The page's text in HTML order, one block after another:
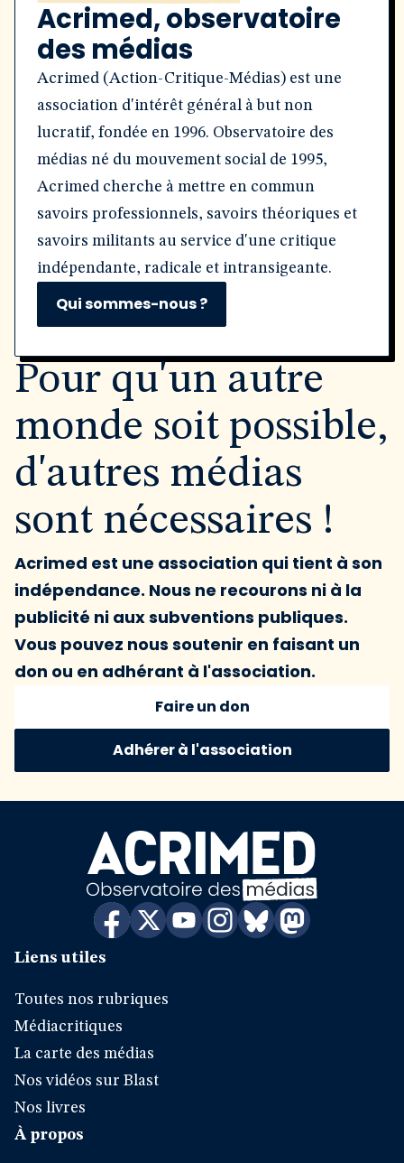
Acrimed, observatoire
des médias
Acrimed (Action-Critique-Médias) est une
association d'intérêt général à but non
lucratif, fondée en 1996. Observatoire des
médias né du mouvement social de 1995,
Acrimed cherche à mettre en commun
savoirs professionnels, savoirs théoriques et
savoirs militants au service d'une critique
indépendante, radicale et intransigeante.
Qui sommes-nous ?
Pour qu'un autre
monde soit possible,
d'autres médias
sont nécessaires !
Acrimed est une association qui tient à son
indépendance. Nous ne recourons ni à la
publicité ni aux subventions publiques.
Vous pouvez nous soutenir en faisant un
don ou en adhérant à l'association.
Faire un don
Adhérer à l'association
Liens utiles
Toutes nos rubriques
Médiacritiques
La carte des médias
Nos vidéos sur Blast
Nos livres
À propos